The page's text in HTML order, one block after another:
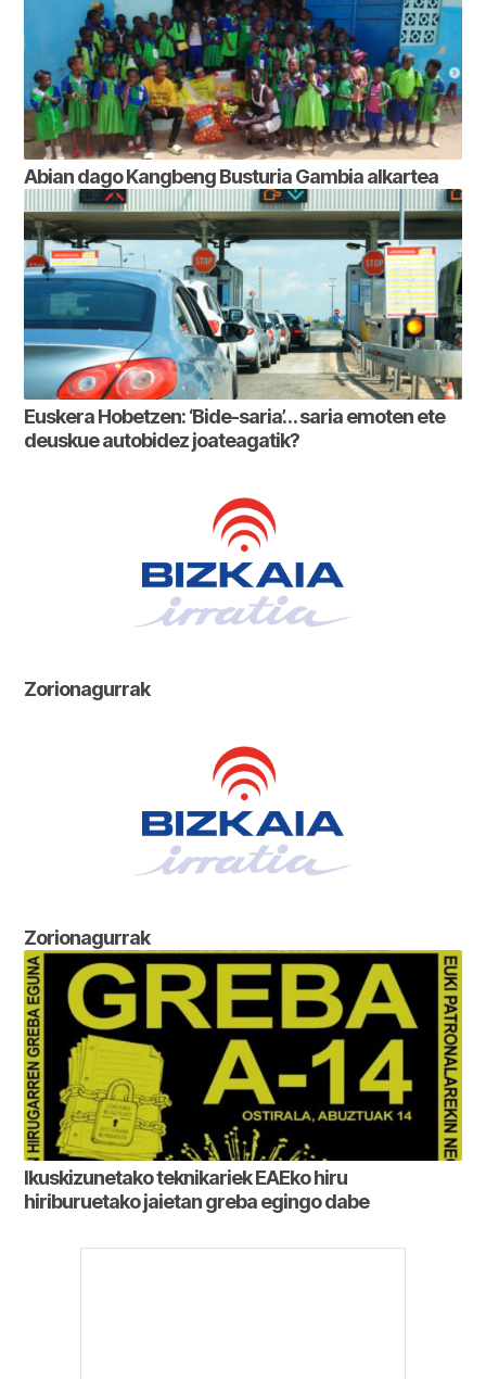
Abian dago Kangbeng Busturia Gambia alkartea
Euskera Hobetzen: ‘Bide-saria’… saria emoten ete
deuskue autobidez joateagatik?
Zorionagurrak
Zorionagurrak
Ikuskizunetako teknikariek EAEko hiru
hiriburuetako jaietan greba egingo dabe